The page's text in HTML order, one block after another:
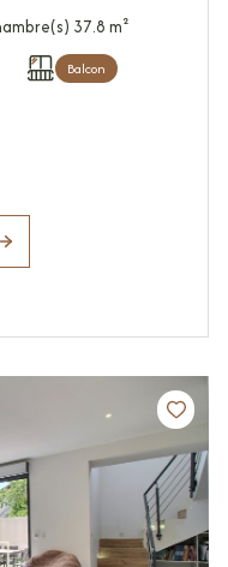
Appartement 2 pièce(s) 1 chambre(s) 37.8 m²
Balcon